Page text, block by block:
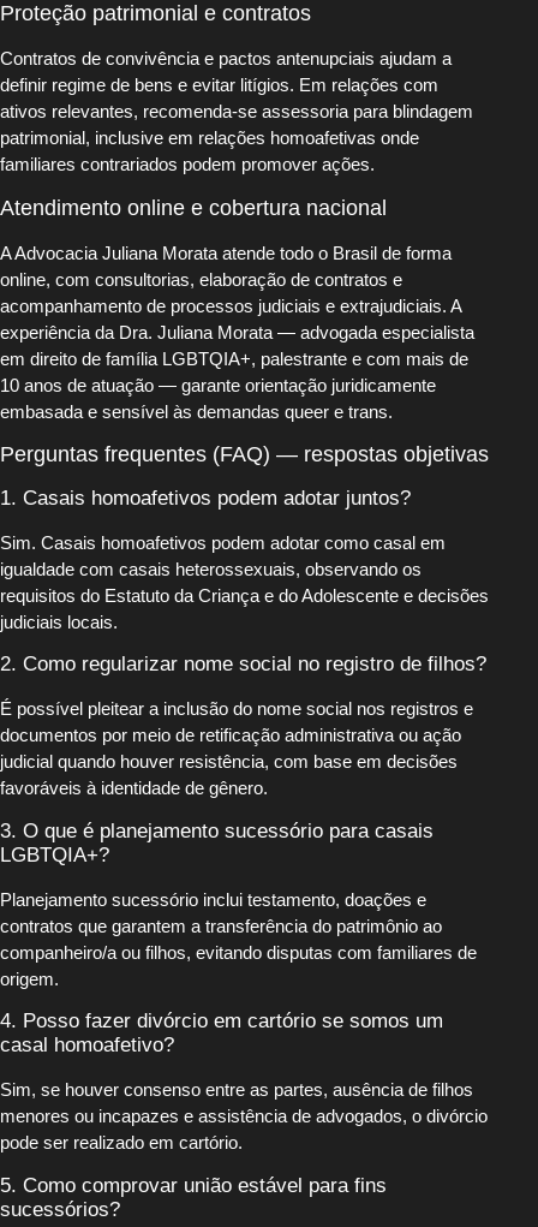
Proteção patrimonial e contratos
Contratos de convivência e pactos antenupciais ajudam a
definir regime de bens e evitar litígios. Em relações com
ativos relevantes, recomenda-se assessoria para blindagem
patrimonial, inclusive em relações homoafetivas onde
familiares contrariados podem promover ações.
Atendimento online e cobertura nacional
A Advocacia Juliana Morata atende todo o Brasil de forma
online, com consultorias, elaboração de contratos e
acompanhamento de processos judiciais e extrajudiciais. A
experiência da Dra. Juliana Morata — advogada especialista
em direito de família LGBTQIA+, palestrante e com mais de
10 anos de atuação — garante orientação juridicamente
embasada e sensível às demandas queer e trans.
Perguntas frequentes (FAQ) — respostas objetivas
1. Casais homoafetivos podem adotar juntos?
Sim. Casais homoafetivos podem adotar como casal em
igualdade com casais heterossexuais, observando os
requisitos do Estatuto da Criança e do Adolescente e decisões
judiciais locais.
2. Como regularizar nome social no registro de filhos?
É possível pleitear a inclusão do nome social nos registros e
documentos por meio de retificação administrativa ou ação
judicial quando houver resistência, com base em decisões
favoráveis à identidade de gênero.
3. O que é planejamento sucessório para casais
LGBTQIA+?
Planejamento sucessório inclui testamento, doações e
contratos que garantem a transferência do patrimônio ao
companheiro/a ou filhos, evitando disputas com familiares de
origem.
4. Posso fazer divórcio em cartório se somos um
casal homoafetivo?
Sim, se houver consenso entre as partes, ausência de filhos
menores ou incapazes e assistência de advogados, o divórcio
pode ser realizado em cartório.
5. Como comprovar união estável para fins
sucessórios?